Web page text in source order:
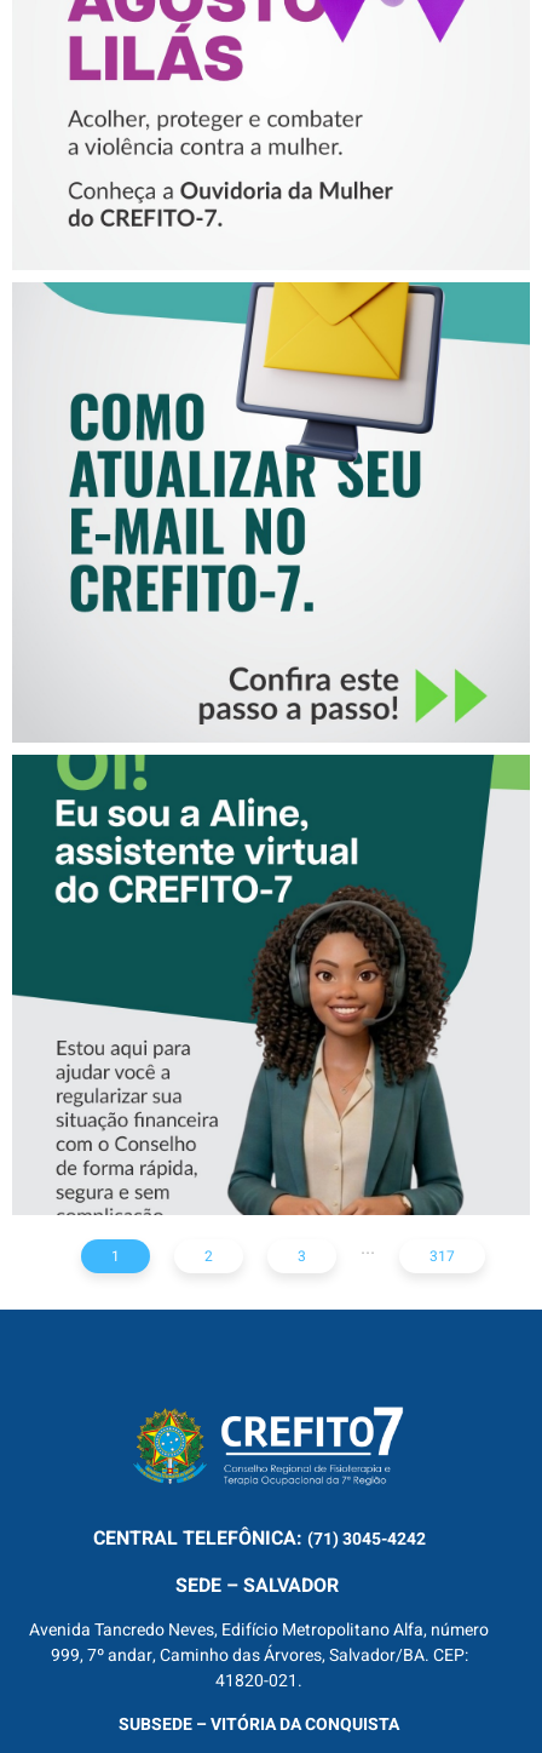
VIOLÊNCIA CONTRA A
MULHER
COMO ATUALIZAR SEU E-
MAIL NO CREFITO-7
CONHEÇA A ‘ALINE’,
ASSISTENTE VIRTUAL DO
CREFITO-7
1 2 3 ... 317
CENTRALTELEFÔNICA: (71) 3045-4242
SEDE – SALVADOR
Avenida Tancredo Neves, Edifício Metropolitano Alfa, número
999, 7º andar, Caminho das Árvores, Salvador/BA. CEP:
41820-021.
SUBSEDE – VITÓRIA DA CONQUISTA